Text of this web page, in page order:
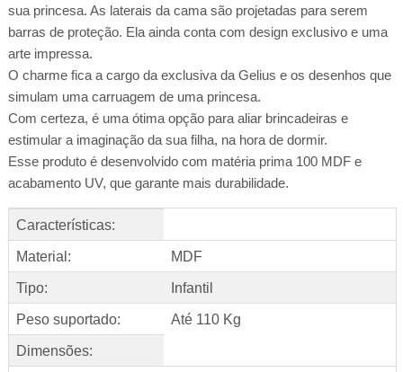
sua princesa. As laterais da cama são projetadas para serem
barras de proteção. Ela ainda conta com design exclusivo e uma
arte impressa.
O charme fica a cargo da exclusiva da Gelius e os desenhos que
simulam uma carruagem de uma princesa.
Com certeza, é uma ótima opção para aliar brincadeiras e
estimular a imaginação da sua filha, na hora de dormir.
Esse produto é desenvolvido com matéria prima 100 MDF e
acabamento UV, que garante mais durabilidade.
Características:
Material:
MDF
Tipo:
Infantil
Peso suportado:
Até 110 Kg
Dimensões: